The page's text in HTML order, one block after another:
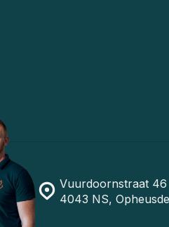
Vuurdoornstraat 46
4043 NS,